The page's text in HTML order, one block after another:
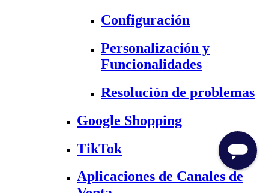
Configuración
Personalización y
Funcionalidades
Resolución de problemas
Google Shopping
TikTok
Aplicaciones de Canales de